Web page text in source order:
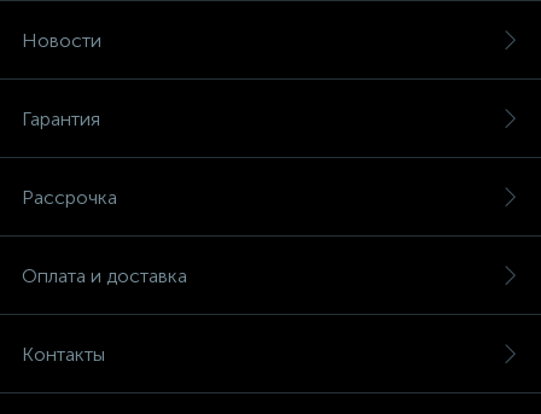
Новости
Гарантия
Рассрочка
Оплата и доставка
Контакты